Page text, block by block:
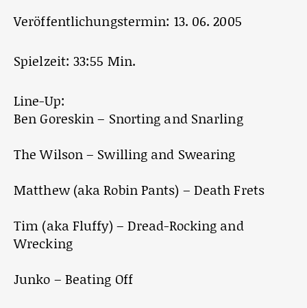
Veröffentlichungstermin: 13. 06. 2005
Spielzeit: 33:55 Min.
Line-Up:
Ben Goreskin – Snorting and Snarling
The Wilson – Swilling and Swearing
Matthew (aka Robin Pants) – Death Frets
Tim (aka Fluffy) – Dread-Rocking and
Wrecking
Junko – Beating Off